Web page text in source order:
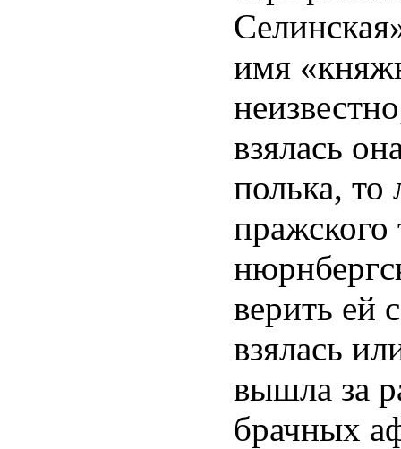
имя
взялась
полька, то
пражского
верить ей
взялась
вышла за
брачных